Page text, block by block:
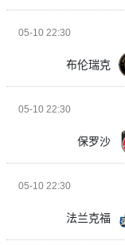
05-10 22:30
布伦瑞克
05-10 22:30
保罗沙
05-10 22:30
法兰克福